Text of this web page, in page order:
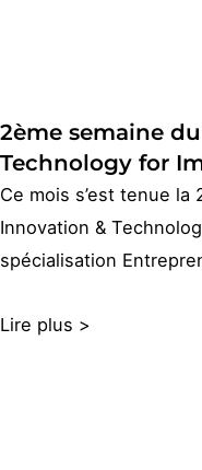
2ème semaine
Technology for
Ce mois s’est tenue la
Innovation &
spécialisation
Lire plus >